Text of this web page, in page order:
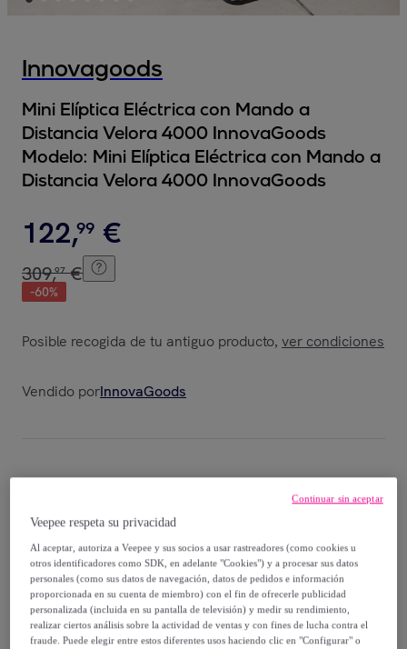
Innovagoods
Mini Elíptica Eléctrica con Mando a
Distancia Velora 4000 InnovaGoods
Modelo: Mini Elíptica Eléctrica con Mando a
Distancia Velora 4000 InnovaGoods
122,99 €
309,97 €
-60%
Posible recogida de tu antiguo producto, ver condiciones
Vendido porInnovaGoods
Envío gratis
Entrega: Entre el15/08y el18/08
¿Cómo funciona?
Veepee respeta su privacidad
Al aceptar, autoriza a Veepee y sus socios a usar rastreadores (como cookies u
otros identificadores como SDK, en adelante "Cookies") y a procesar sus datos
personales (como sus datos de navegación, datos de pedidos e información
proporcionada en su cuenta de miembro) con el fin de ofrecerle publicidad
personalizada (incluida en su pantalla de televisión) y medir su rendimiento,
realizar ciertos análisis sobre la actividad de ventas y con fines de lucha contra el
fraude. Puede elegir entre estos diferentes usos haciendo clic en "Configurar" o
Continuar sin aceptar